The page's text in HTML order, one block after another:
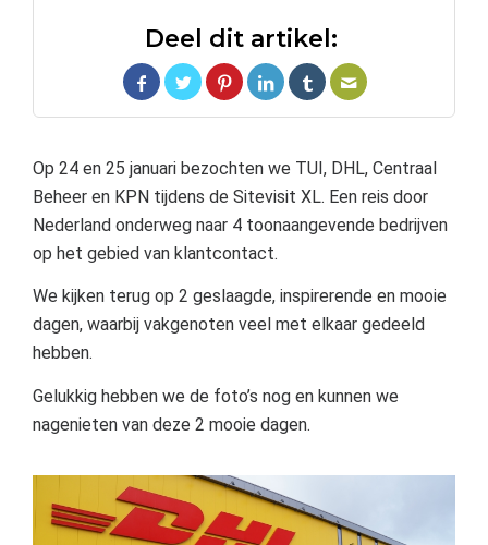
Deel dit artikel:
Op 24 en 25 januari bezochten we TUI, DHL, Centraal
Beheer en KPN tijdens de Sitevisit XL. Een reis door
Nederland onderweg naar 4 toonaangevende bedrijven
op het gebied van klantcontact.
We kijken terug op 2 geslaagde, inspirerende en mooie
dagen, waarbij vakgenoten veel met elkaar gedeeld
hebben.
Gelukkig hebben we de foto’s nog en kunnen we
nagenieten van deze 2 mooie dagen.